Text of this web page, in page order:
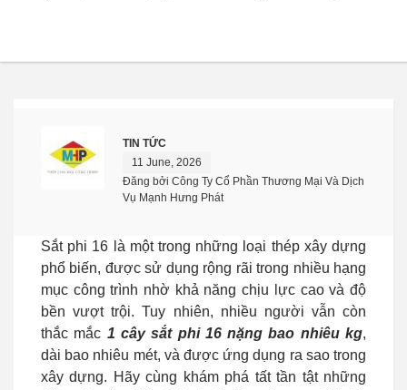
TIN TỨC
11 June, 2026
Đăng bởi Công Ty Cổ Phần Thương Mại Và Dịch
Vụ Mạnh Hưng Phát
Sắt phi 16 là một trong những loại thép xây dựng
phổ biến, được sử dụng rộng rãi trong nhiều hạng
mục công trình nhờ khả năng chịu lực cao và độ
bền vượt trội. Tuy nhiên, nhiều người vẫn còn
thắc mắc 1 cây sắt phi 16 nặng bao nhiêu kg,
dài bao nhiêu mét, và được ứng dụng ra sao trong
xây dựng. Hãy cùng khám phá tất tần tật những